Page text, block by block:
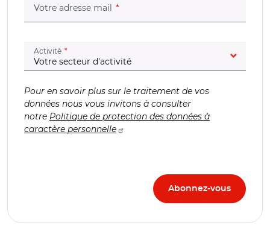
Votre adresse mail (champ obligatoire)
Activité (champ obligatoire)
Pour en savoir plus sur le traitement de vos
données nous vous invitons à consulter
notre Politique de protection des données à
caractère personnelle